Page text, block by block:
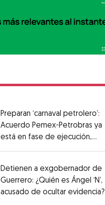
Preparan ‘carnaval petrolero’:
Acuerdo Pemex-Petrobras ya
está en fase de ejecución,
Detienen a exgobernador de
Guerrero: ¿Quién es Ángel ‘N’,
acusado de ocultar evidencia?